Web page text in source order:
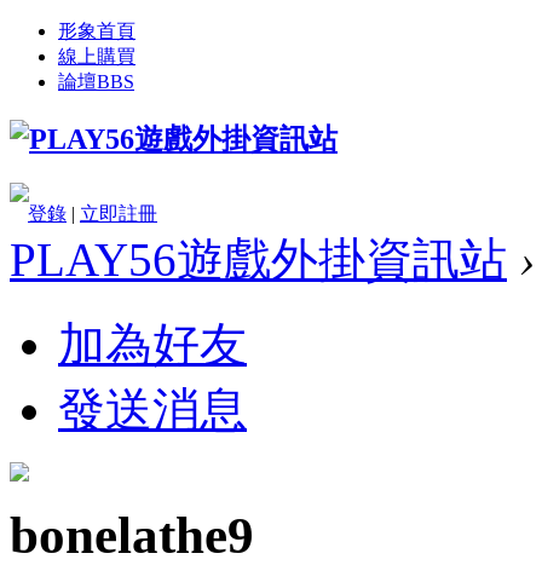
形象首頁
線上購買
論壇BBS
登錄 | 立即註冊
PLAY56遊戲外掛資訊站 ›
加為好友
發送消息
bonelathe9